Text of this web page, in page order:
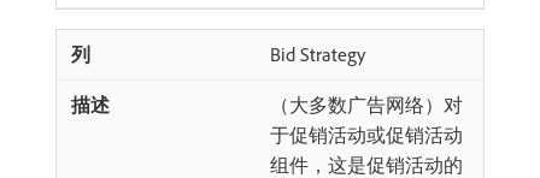
Bid Strategy
（大多数广告网络）对
于促销活动或促销活动
组件，这是促销活动的